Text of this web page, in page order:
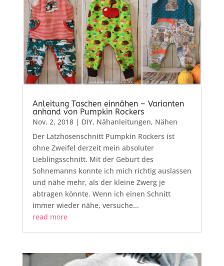
Anleitung Taschen einnähen – Varianten
anhand von Pumpkin Rockers
Nov. 2, 2018| DIY, Nähanleitungen, Nähen
Der Latzhosenschnitt Pumpkin Rockers ist
ohne Zweifel derzeit mein absoluter
Lieblingsschnitt. Mit der Geburt des
Sohnemanns konnte ich mich richtig auslassen
und nähe mehr, als der kleine Zwerg je
abtragen könnte. Wenn ich einen Schnitt
immer wieder nähe, versuche...
read more